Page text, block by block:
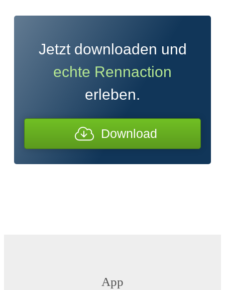
Jetzt downloaden und
echte Rennaction
erleben.
Download
App